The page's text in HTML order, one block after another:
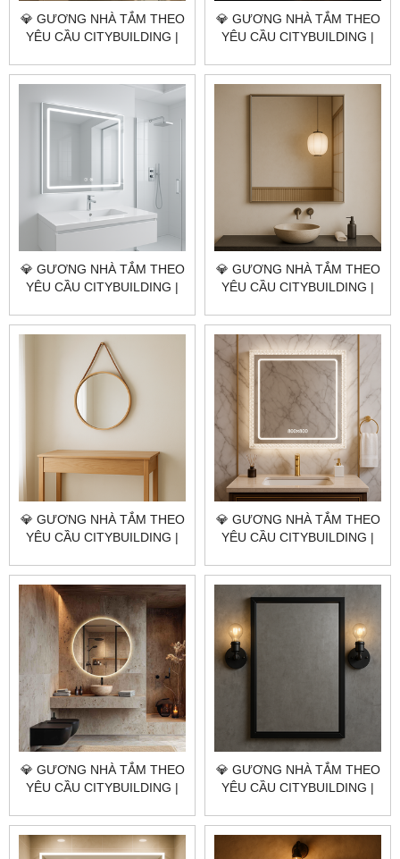
💎 GƯƠNG NHÀ TẮM THEO
YÊU CẦU CITYBUILDING |
GIÁ GƯƠNG NHÀ TẮM XÃ
PHƯỚC HẢI TP.HCM
💎 GƯƠNG NHÀ TẮM THEO
YÊU CẦU CITYBUILDING |
GIÁ GƯƠNG NHÀ TẮM XÃ
💎 GƯƠNG NHÀ TẮM THEO
YÊU CẦU CITYBUILDING |
GIÁ GƯƠNG NHÀ TẮM XÃ
LONG HẢI TP.HCM
💎 GƯƠNG NHÀ TẮM THEO
YÊU CẦU CITYBUILDING |
GIÁ GƯƠNG NHÀ TẮM XÃ
ĐẤT ĐỎ TP.HCM
💎 GƯƠNG NHÀ TẮM THEO
YÊU CẦU CITYBUILDING |
GIÁ GƯƠNG NHÀ TẮM XÃ
BÌNH CHÂU TP.HCM
💎 GƯƠNG NHÀ TẮM THEO
YÊU CẦU CITYBUILDING |
GIÁ GƯƠNG NHÀ TẮM XÃ
💎 GƯƠNG NHÀ TẮM THEO
YÊU CẦU CITYBUILDING |
GIÁ GƯƠNG NHÀ TẮM XÃ
BÀU LÂM TP.HCM
💎 GƯƠNG NHÀ TẮM THEO
YÊU CẦU CITYBUILDING |
GIÁ GƯƠNG NHÀ TẮM XÃ
HOÀ HỘI TP.HCM